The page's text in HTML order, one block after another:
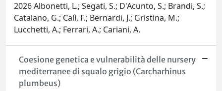
2026 Albonetti, L.; Segati, S.; D'Acunto, S.; Brandi, S.;
Catalano, G.; Calì, F.; Bernardi, J.; Gristina, M.;
Lucchetti, A.; Ferrari, A.; Cariani, A.
Coesione genetica e vulnerabilità delle nursery
mediterranee di squalo grigio (Carcharhinus
plumbeus)